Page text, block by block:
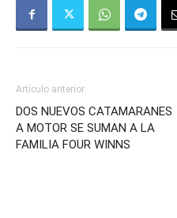
Artículo anterior
DOS NUEVOS CATAMARANES
A MOTOR SE SUMAN A LA
FAMILIA FOUR WINNS